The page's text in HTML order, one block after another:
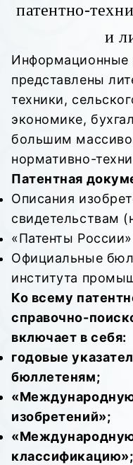
патентно-
и
Информационные
представлены
техники,
экономике,
большим
нормативно-
Патентная
Описания
свидетельствам
«Патенты
Официальные
института
Ко всему
справочно-
включает в себя:
годовые
бюллетеням;
изобретений»;
классификацию»;